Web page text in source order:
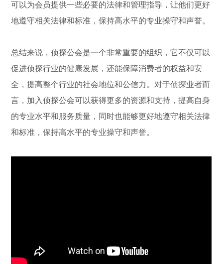
可以为会员提供一些必要的法律和管理指导，让他们更好
地遵守相关法律和标准，保持高水平的专业操守和声誉。
总结来说，侦探公会是一个非常重要的组织，它不仅可以
促进侦探行业的健康发展，还能保障消费者的权益和安
全，提高整个行业的社会地位和公信力。对于侦探业者而
言，加入侦探公会可以获得更多的资源和支持，提高自身
的专业水平和服务质量，同时也能够更好地遵守相关法律
和标准，保持高水平的专业操守和声誉。